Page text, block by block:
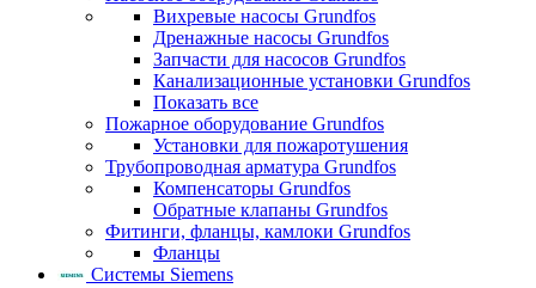
Вихревые насосы Grundfos
Дренажные насосы Grundfos
Запчасти для насосов Grundfos
Канализационные установки Grundfos
Показать все
Пожарное оборудование Grundfos
Установки для пожаротушения
Трубопроводная арматура Grundfos
Компенсаторы Grundfos
Обратные клапаны Grundfos
Фитинги, фланцы, камлоки Grundfos
Фланцы
Системы Siemens